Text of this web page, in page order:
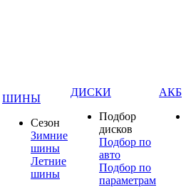
ШИНЫ
Сезон
Зимние
шины
Летние
шины
ДИСКИ
Подбор
дисков
Подбор по
авто
Подбор по
параметрам
АКБ